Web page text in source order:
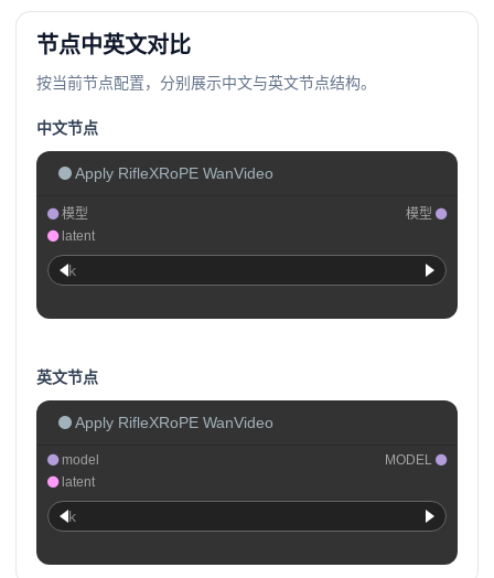
节点中英文对比
按当前节点配置，分别展示中文与英文节点结构。
中文节点
Apply RifleXRoPE WanVideo
模型
latent
模型
k
英文节点
Apply RifleXRoPE WanVideo
model
latent
MODEL
k